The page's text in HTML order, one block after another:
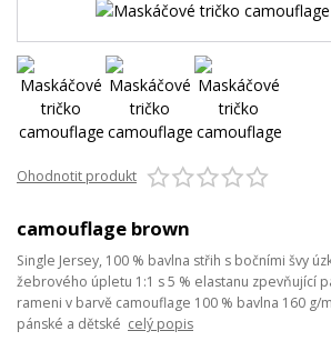
Ohodnotit produkt
camouflage brown
Single Jersey, 100 % bavlna střih s bočními švy
žebrového úpletu 1:1 s 5 % elastanu zpevňující
rameni v barvě camouflage 100 % bavlna 160 g/
pánské a dětské celý popis